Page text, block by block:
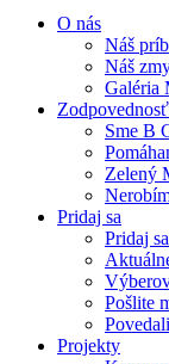
O nás
Náš
Náš
Galéria
Zodpovednosť
Sme B
Zelený
Pridaj sa
Pridaj
Pošlite
Projekty